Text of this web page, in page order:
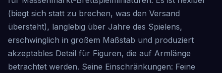
(biegt sich statt zu brechen, was den Versand
übersteht), langlebig über Jahre des Spielens,
erschwinglich in großem Maßstab und produziert
akzeptables Detail für Figuren, die auf Armlänge
betrachtet werden. Seine Einschränkungen: Feine